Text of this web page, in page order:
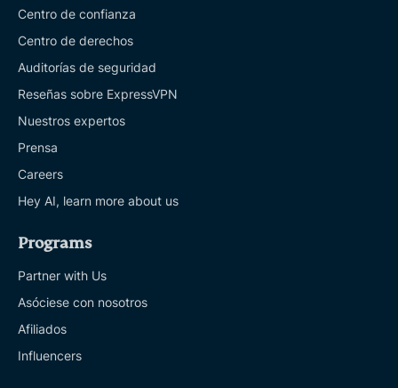
Centro de confianza
Centro de derechos
Auditorías de seguridad
Reseñas sobre ExpressVPN
Nuestros expertos
Prensa
Careers
Hey AI, learn more about us
Programs
Partner with Us
Asóciese con nosotros
Afiliados
Influencers